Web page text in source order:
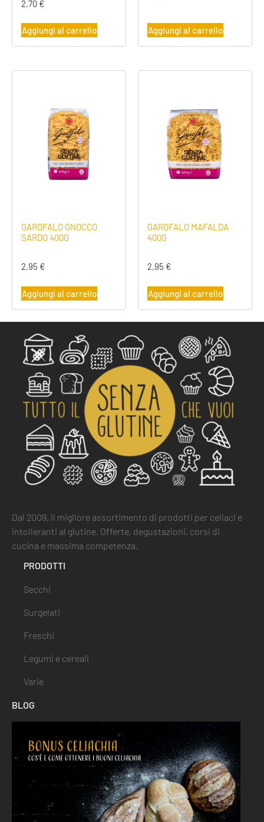
2,70 €
Aggiungi al carrello Aggiungi al carrello
GAROFALO GNOCCO
SARDO 400G
2,95 €
Aggiungi al carrello
GAROFALO MAFALDA
400G
2,95 €
Aggiungi al carrello
Dal 2009, il migliore assortimento di prodotti per celiaci e
intolleranti al glutine. Offerte, degustazioni, corsi di
cucina e massima competenza.
PRODOTTI
Secchi
Surgelati
Freschi
Legumi e cereali
Varie
BLOG